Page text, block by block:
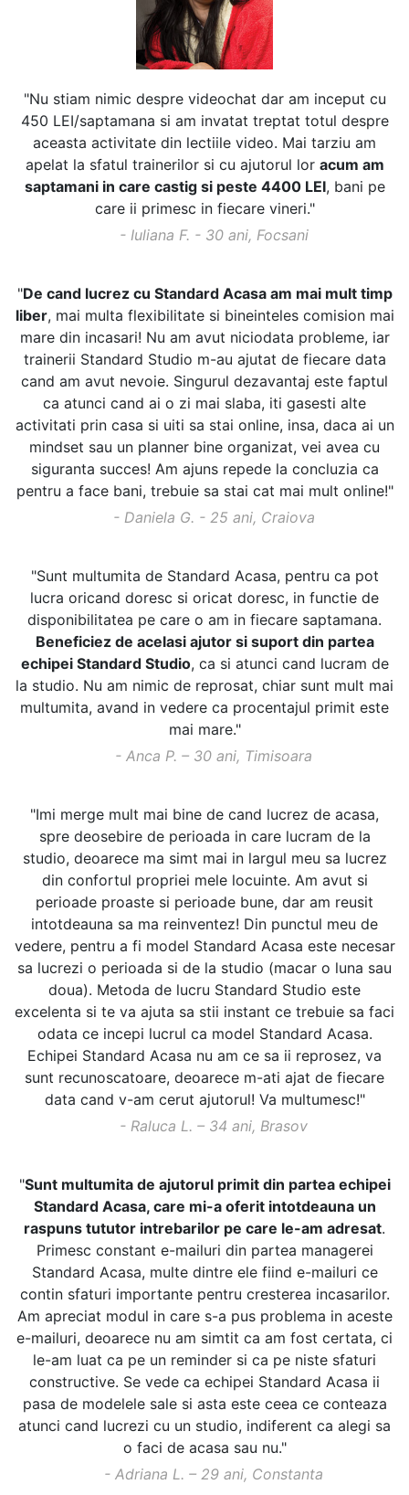
"Nu stiam nimic despre videochat dar am inceput cu
450 LEI/saptamana si am invatat treptat totul despre
aceasta activitate din lectiile video. Mai tarziu am
apelat la sfatul trainerilor si cu ajutorul lor acum am
saptamani in care castig si peste 4400 LEI, bani pe
care ii primesc in fiecare vineri."
- Iuliana F. - 30 ani, Focsani
"De cand lucrez cu Standard Acasa am mai mult timp
liber, mai multa flexibilitate si bineinteles comision mai
mare din incasari! Nu am avut niciodata probleme, iar
trainerii Standard Studio m-au ajutat de fiecare data
cand am avut nevoie. Singurul dezavantaj este faptul
ca atunci cand ai o zi mai slaba, iti gasesti alte
activitati prin casa si uiti sa stai online, insa, daca ai un
mindset sau un planner bine organizat, vei avea cu
siguranta succes! Am ajuns repede la concluzia ca
pentru a face bani, trebuie sa stai cat mai mult online!"
- Daniela G. - 25 ani, Craiova
"Sunt multumita de Standard Acasa, pentru ca pot
lucra oricand doresc si oricat doresc, in functie de
disponibilitatea pe care o am in fiecare saptamana.
Beneficiez de acelasi ajutor si suport din partea
echipei Standard Studio, ca si atunci cand lucram de
la studio. Nu am nimic de reprosat, chiar sunt mult mai
multumita, avand in vedere ca procentajul primit este
mai mare."
- Anca P. – 30 ani, Timisoara
"Imi merge mult mai bine de cand lucrez de acasa,
spre deosebire de perioada in care lucram de la
studio, deoarece ma simt mai in largul meu sa lucrez
din confortul propriei mele locuinte. Am avut si
perioade proaste si perioade bune, dar am reusit
intotdeauna sa ma reinventez! Din punctul meu de
vedere, pentru a fi model Standard Acasa este necesar
sa lucrezi o perioada si de la studio (macar o luna sau
doua). Metoda de lucru Standard Studio este
excelenta si te va ajuta sa stii instant ce trebuie sa faci
odata ce incepi lucrul ca model Standard Acasa.
Echipei Standard Acasa nu am ce sa ii reprosez, va
sunt recunoscatoare, deoarece m-ati ajat de fiecare
data cand v-am cerut ajutorul! Va multumesc!"
- Raluca L. – 34 ani, Brasov
"Sunt multumita de ajutorul primit din partea echipei
Standard Acasa, care mi-a oferit intotdeauna un
raspuns tututor intrebarilor pe care le-am adresat.
Primesc constant e-mailuri din partea managerei
Standard Acasa, multe dintre ele fiind e-mailuri ce
contin sfaturi importante pentru cresterea incasarilor.
Am apreciat modul in care s-a pus problema in aceste
e-mailuri, deoarece nu am simtit ca am fost certata, ci
le-am luat ca pe un reminder si ca pe niste sfaturi
constructive. Se vede ca echipei Standard Acasa ii
pasa de modelele sale si asta este ceea ce conteaza
atunci cand lucrezi cu un studio, indiferent ca alegi sa
o faci de acasa sau nu."
- Adriana L. – 29 ani, Constanta